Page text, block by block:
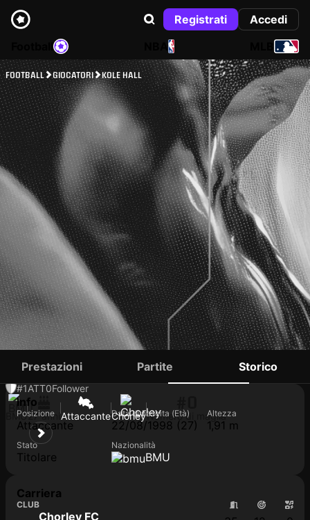
Registrati
Accedi
NBA
FOOTBALL GIOCATORI KOLE HALL
KOLE HALL
#1ATT0Follower
BMU27 anni AttaccanteChorleyNumero di maglia
Prestazioni Partite Storico
Info
Posizione
Attaccante
Data di nascita (Età)
22/08/1998 (27)
Altezza
1,91 m
Stato
Titolare
Nazionalità
BMU
Carriera
CLUB
Chorley FC